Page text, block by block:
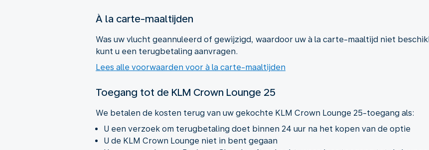
À la carte-maaltijden
Was uw vlucht geannuleerd of gewijzigd, waardoor uw à la carte-maaltijd niet
kunt u een terugbetaling aanvragen.
Lees alle voorwaarden voor à la carte-maaltijden
Toegang tot de KLM Crown Lounge 25
We betalen de kosten terug van uw gekochte KLM Crown Lounge 25-toegang als:
U een verzoek om terugbetaling doet binnen 24 uur na het kopen van de optie
U de KLM Crown Lounge niet in bent gegaan